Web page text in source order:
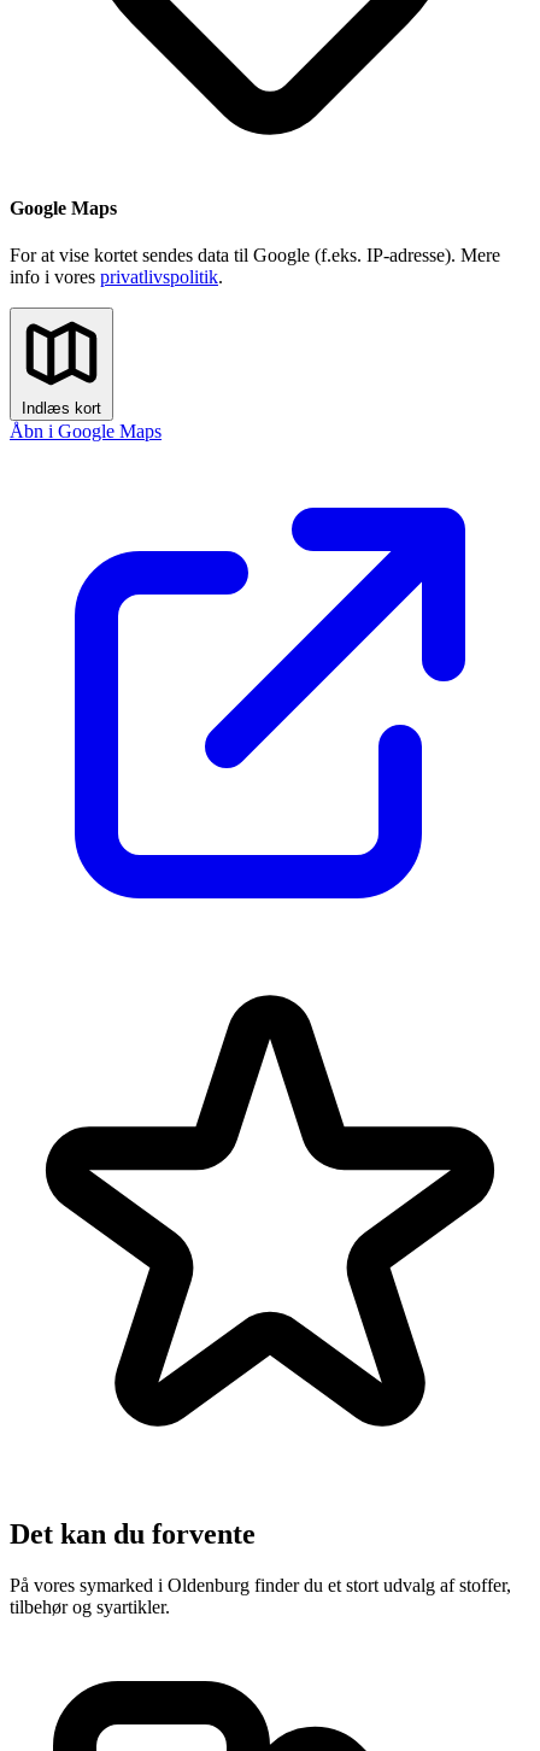
Google Maps
For at vise kortet sendes data til Google (f.eks. IP-adresse). Mere
info i vores privatlivspolitik.
Indlæs kort
Åbn i Google Maps
Det kan du forvente
På vores symarked i Oldenburg finder du et stort udvalg af stoffer,
tilbehør og syartikler.